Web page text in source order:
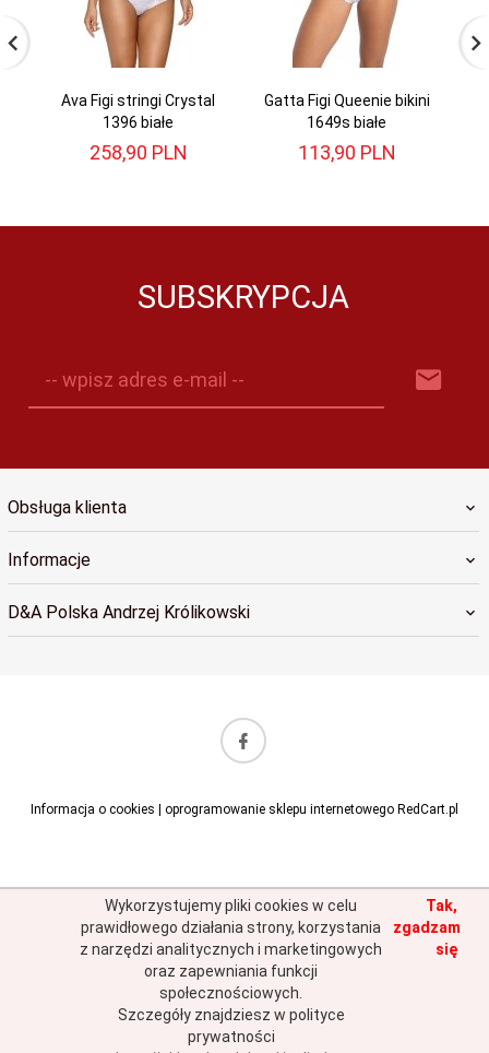
Ava Figi stringi Crystal
1396 białe
258,90 PLN
Gatta Figi Queenie bikini
1649s białe
113,90 PLN
SUBSKRYPCJA
-- wpisz adres e-mail --
Obsługa klienta
Informacje
D&A Polska Andrzej Królikowski
Informacja o cookies | oprogramowanie sklepu internetowego RedCart.pl
Wykorzystujemy pliki cookies w celu
prawidłowego działania strony, korzystania
z narzędzi analitycznych i marketingowych
oraz zapewniania funkcji
społecznościowych.
Szczegóły znajdziesz w polityce
prywatności
Tak,
zgadzam
się